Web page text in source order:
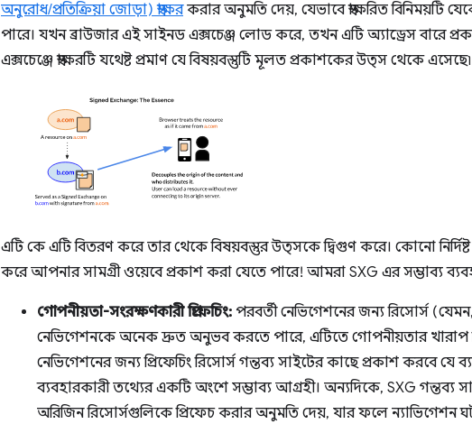
অনুরোধ/প্রতিক্রিয়া জোড়া) স্বাক্ষরকরার অনুমতি দেয়, যেভাবে স্বাক্ষরিত বিনিময়টি
পারে। যখন ব্রাউজার এই সাইনড এক্সচেঞ্জ লোড করে, তখন এটি অ্যাড্রেস বারে
এক্সচেঞ্জে স্বাক্ষরটি যথেষ্ট প্রমাণ যে বিষয়বস্তুটি মূলত প্রকাশকের উত্স থেকে এসেছে৷
এটি কে এটি বিতরণ করে তার থেকে বিষয়বস্তুর উত্সকে দ্বিগুণ করে। কোনো নির্দিষ্ট
করে আপনার সামগ্রী ওয়েবে প্রকাশ করা যেতে পারে! আমরা SXG এর সম্ভাব্য
গোপনীয়তা-সংরক্ষণকারী প্রিফেচিং: পরবর্তী নেভিগেশনের জন্য রিসোর্স
নেভিগেশনকে অনেক দ্রুত অনুভব করতে পারে, এটিতে গোপনীয়তার খারাপ
নেভিগেশনের জন্য প্রিফেচিং রিসোর্স গন্তব্য সাইটের কাছে প্রকাশ করবে যে
ব্যবহারকারী তথ্যের একটি অংশে সম্ভাব্য আগ্রহী। অন্যদিকে, SXG গন্তব্য
অরিজিন রিসোর্সগুলিকে প্রিফেচ করার অনুমতি দেয়, যার ফলে ন্যাভিগেশন